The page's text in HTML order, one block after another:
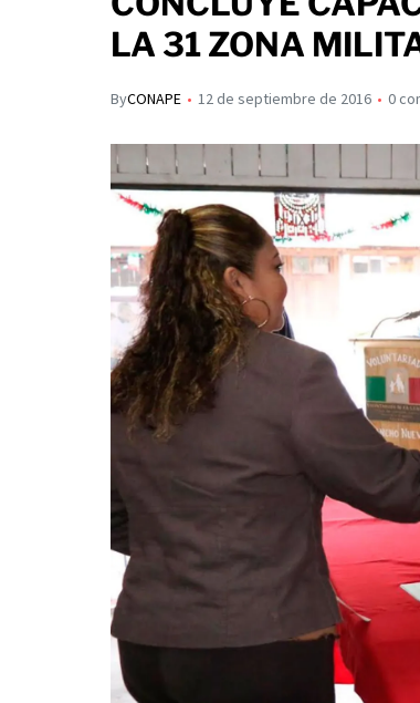
LA 31 ZONA
ByCONAPE 12 de septiembre de 2016 0